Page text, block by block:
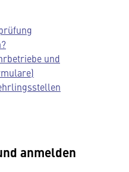
und
anmelden